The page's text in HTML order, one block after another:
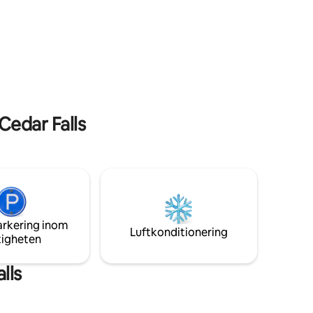
gatan på verandan.
Falls
inom
Luftkonditionering